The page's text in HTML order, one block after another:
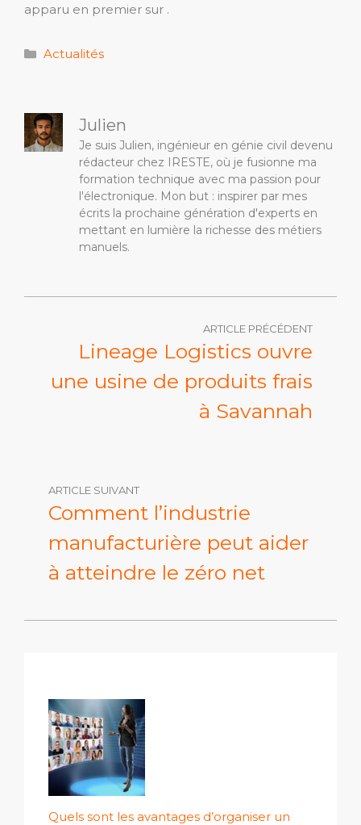
apparu en premier sur .
Catégories
Actualités
Julien
Je suis Julien, ingénieur en génie civil devenu
rédacteur chez IRESTE, où je fusionne ma
formation technique avec ma passion pour
l'électronique. Mon but : inspirer par mes
écrits la prochaine génération d'experts en
mettant en lumière la richesse des métiers
manuels.
ARTICLE PRÉCÉDENT
Lineage Logistics ouvre
une usine de produits frais
à Savannah
ARTICLE SUIVANT
Comment l’industrie
manufacturière peut aider
à atteindre le zéro net
Quels sont les avantages d’organiser un